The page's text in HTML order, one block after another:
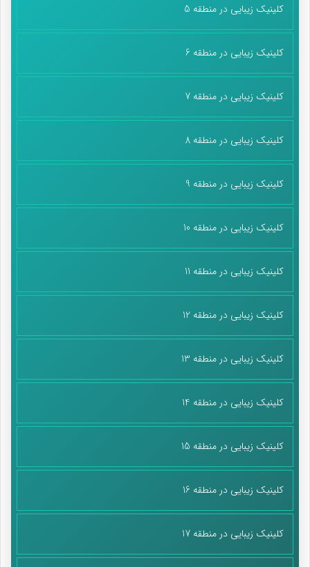
کلینیک زیبایی در منطقه 5
کلینیک زیبایی در منطقه 6
کلینیک زیبایی در منطقه 7
کلینیک زیبایی در منطقه 8
کلینیک زیبایی در منطقه 9
کلینیک زیبایی در منطقه 10
کلینیک زیبایی در منطقه 11
کلینیک زیبایی در منطقه 12
کلینیک زیبایی در منطقه 13
کلینیک زیبایی در منطقه 14
کلینیک زیبایی در منطقه 15
کلینیک زیبایی در منطقه 16
کلینیک زیبایی در منطقه 17